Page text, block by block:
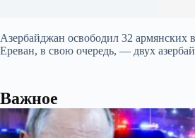
Азербайджан освободил 32 армянских
Ереван, в свою очередь, — двух
Важное